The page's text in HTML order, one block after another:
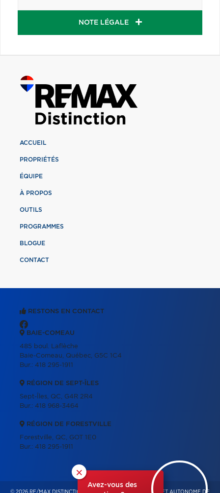
NOTE LÉGALE
×
Avez-vous des
ACCUEIL
PROPRIÉTÉS
ÉQUIPE
À PROPOS
OUTILS
PROGRAMMES
BLOGUE
CONTACT
RESTONS EN CONTACT
BAIE-COMEAU
485 boul. Laflèche
Baie-Comeau, Québec, G5C 1C4
Bur.: 418 295-1911
RÉGION DE SEPT-ÎLES
Sept-Îles, QC, G4R 2R4
Bur.: 418 968-3464
RÉGION DE FORESTVILLE
Forestville, QC, GOT 1E0
Bur.: 418 295-1911
© 2026 RE/MAX DISTINCTION – FRANCHISÉ INDÉPENDANT ET AUTONOME DE